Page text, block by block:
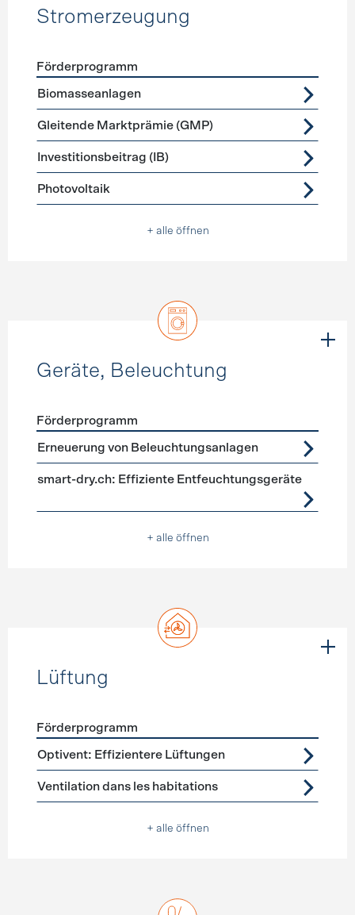
Stromerzeugung
Förderprogramme
Förderprogramm
Biomasseanlagen
Gleitende Marktprämie (GMP)
Investitionsbeitrag (IB)
Photovoltaik
+ alle öffnen
Geräte, Beleuchtung
Förderprogramme Geräte, Beleuchtung
Förderprogramm
Erneuerung von Beleuchtungsanlagen
smart-dry.ch: Effiziente Entfeuchtungsgeräte
+ alle öffnen
Lüftung
Förderprogramme Lüftung
Förderprogramm
Optivent: Effizientere Lüftungen
Ventilation dans les habitations
+ alle öffnen